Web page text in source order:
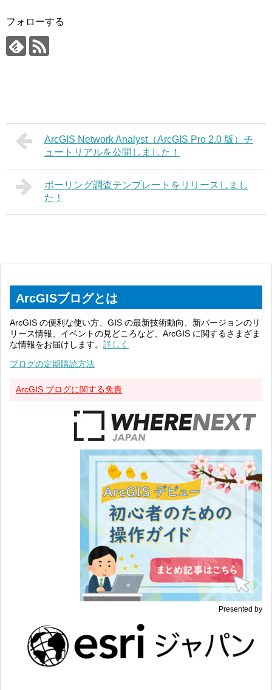
フォローする
ArcGIS Network Analyst（ArcGIS Pro 2.0 版）チ
ュートリアルを公開しました！
ボーリング調査テンプレートをリリースしまし
た！
ArcGISブログとは
ArcGIS の便利な使い方、GIS の最新技術動向、新バージョンのリ
リース情報、イベントの見どころなど、ArcGIS に関するさまざま
な情報をお届けします。 詳しく
ブログの定期購読方法
ArcGIS ブログに関する免責
Presented by